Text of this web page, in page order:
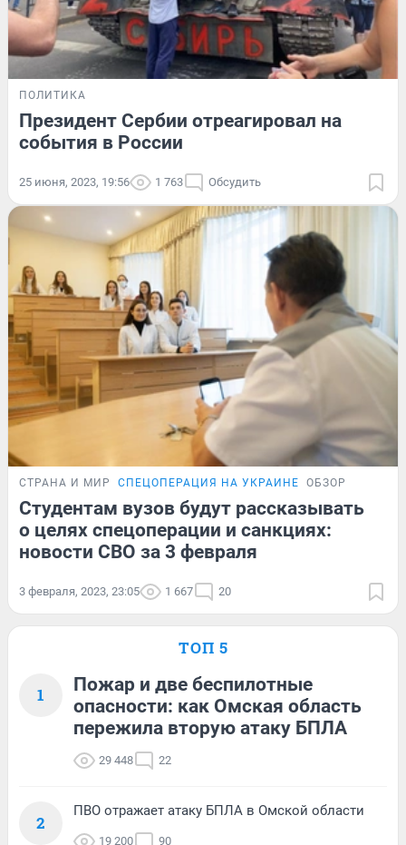
ПОЛИТИКА
Президент Сербии отреагировал на
события в России
25 июня, 2023, 19:56 1 763 Обсудить
СТРАНА И МИР СПЕЦОПЕРАЦИЯ НА УКРАИНЕ ОБЗОР
Студентам вузов будут рассказывать
о целях спецоперации и санкциях:
новости СВО за 3 февраля
3 февраля, 2023, 23:05 1 667 20
ТОП 5
1
Пожар и две беспилотные
опасности: как Омская область
пережила вторую атаку БПЛА
29 448 22
2
ПВО отражает атаку БПЛА в Омской области
19 200 90